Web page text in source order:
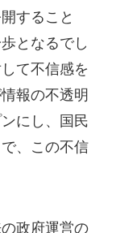
すること
となるでし
て不信感を
報の不透明
にし、国民
、この不信
政府運営の